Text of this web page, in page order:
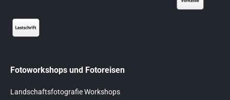
Fotoworkshops und Fotoreisen
Landschaftsfotografie Workshops